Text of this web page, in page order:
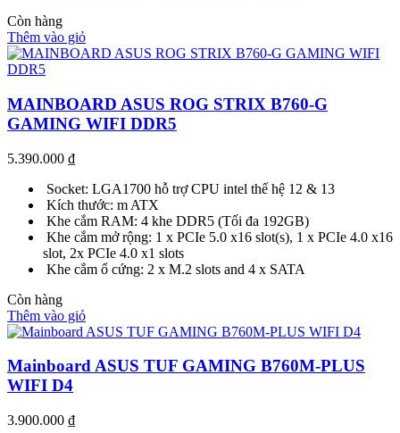
Còn hàng
Thêm vào giỏ
MAINBOARD ASUS ROG STRIX B760-G
GAMING WIFI DDR5
5.390.000 ₫
Socket: LGA1700 hỗ trợ CPU intel thế hệ 12 & 13
Kích thước: m ATX
Khe cắm RAM: 4 khe DDR5 (Tối đa 192GB)
Khe cắm mở rộng: 1 x PCIe 5.0 x16 slot(s), 1 x PCIe 4.0 x16
slot, 2x PCIe 4.0 x1 slots
Khe cắm ổ cứng: 2 x M.2 slots and 4 x SATA
Còn hàng
Thêm vào giỏ
Mainboard ASUS TUF GAMING B760M-PLUS
WIFI D4
3.900.000 ₫